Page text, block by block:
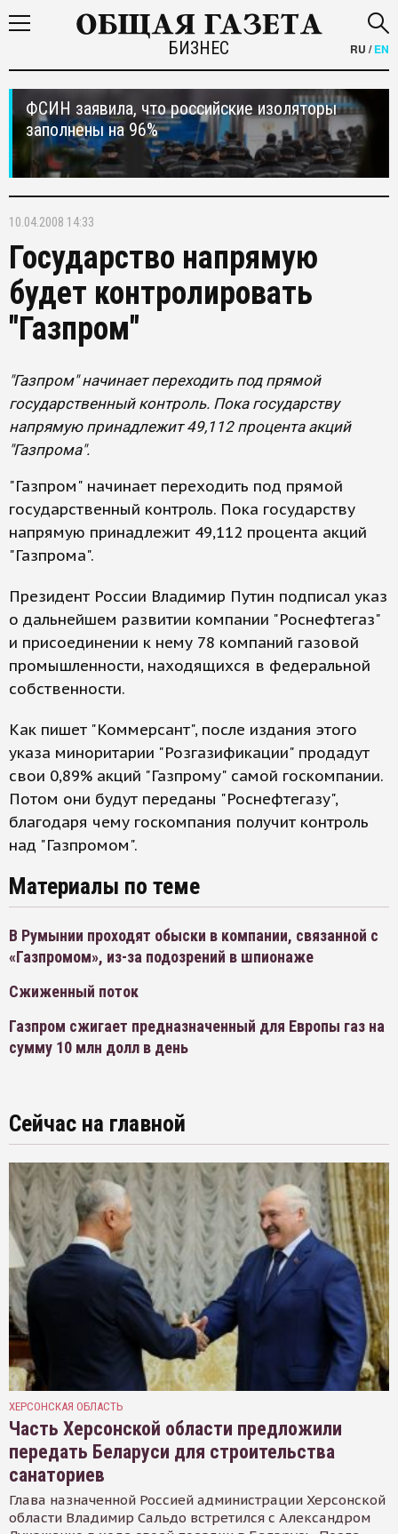
БИЗНЕС RU /EN
ФСИН заявила, что российские изоляторы
заполнены на 96%
10.04.2008 14:33
Государство напрямую
будет контролировать
"Газпром"
"Газпром" начинает переходить под прямой
государственный контроль. Пока государству
напрямую принадлежит 49,112 процента акций
"Газпрома".
"Газпром" начинает переходить под прямой
государственный контроль. Пока государству
напрямую принадлежит 49,112 процента акций
"Газпрома".
Президент России Владимир Путин подписал указ
о дальнейшем развитии компании "Роснефтегаз"
и присоединении к нему 78 компаний газовой
промышленности, находящихся в федеральной
собственности.
Как пишет "Коммерсант", после издания этого
указа миноритарии "Розгазификации" продадут
свои 0,89% акций "Газпрому" самой госкомпании.
Потом они будут переданы "Роснефтегазу",
благодаря чему госкомпания получит контроль
над "Газпромом".
Материалы по теме
В Румынии проходят обыски в компании, связанной с
«Газпромом», из-за подозрений в шпионаже
Сжиженный поток
Газпром сжигает предназначенный для Европы газ на
сумму 10 млн долл в день
Сейчас на главной
ХЕРСОНСКАЯ ОБЛАСТЬ
Часть Херсонской области предложили
передать Беларуси для строительства
санаториев
Глава назначенной Россией администрации Херсонской
области Владимир Сальдо встретился с Александром